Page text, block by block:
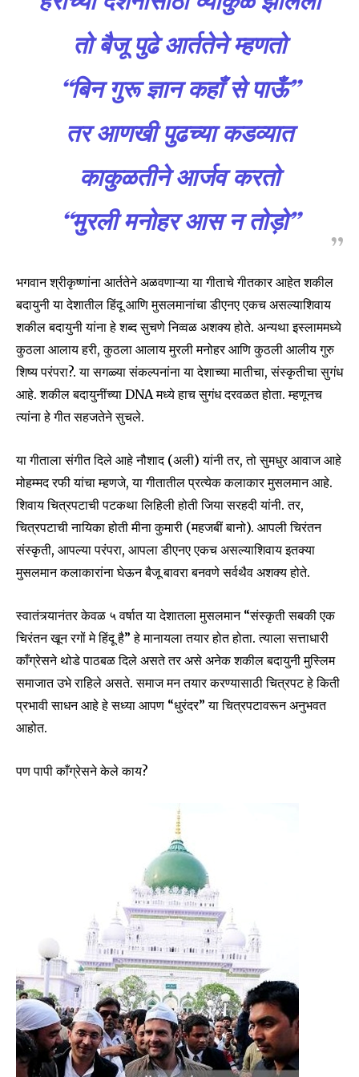
तो बैजू पुढे आर्ततेने म्हणतो
“बिन गुरू ज्ञान कहाँ से पाऊँ”
तर आणखी पुढच्या कडव्यात
काकुळतीने आर्जव करतो
“मुरली मनोहर आस न तोड़ो”
भगवान श्रीकृष्णांना आर्ततेने अळवणाऱ्या या गीताचे गीतकार आहेत शकील
बदायुनी या देशातील हिंदू आणि मुसलमानांचा डीएनए एकच असल्याशिवाय
शकील बदायुनी यांना हे शब्द सुचणे निव्वळ अशक्य होते. अन्यथा इस्लाममध्ये
कुठला आलाय हरी, कुठला आलाय मुरली मनोहर आणि कुठली आलीय गुरु
शिष्य परंपरा?. या सगळ्या संकल्पनांना या देशाच्या मातीचा, संस्कृतीचा सुगंध
आहे. शकील बदायुनींच्या DNA मध्ये हाच सुगंध दरवळत होता. म्हणूनच
त्यांना हे गीत सहजतेने सुचले.
या गीताला संगीत दिले आहे नौशाद (अली) यांनी तर, तो सुमधुर आवाज आहे
मोहम्मद रफी यांचा म्हणजे, या गीतातील प्रत्येक कलाकार मुसलमान आहे.
शिवाय चित्रपटाची पटकथा लिहिली होती जिया सरहदी यांनी. तर,
चित्रपटाची नायिका होती मीना कुमारी (महजबीं बानो). आपली चिरंतन
संस्कृती, आपल्या परंपरा, आपला डीएनए एकच असल्याशिवाय इतक्या
मुसलमान कलाकारांना घेऊन बैजू बावरा बनवणे सर्वथैव अशक्य होते.
स्वातंत्र्यानंतर केवळ ५ वर्षात या देशातला मुसलमान “संस्कृती सबकी एक
चिरंतन खून रगों मे हिंदू है” हे मानायला तयार होत होता. त्याला सत्ताधारी
काँग्रेसने थोडे पाठबळ दिले असते तर असे अनेक शकील बदायुनी मुस्लिम
समाजात उभे राहिले असते. समाज मन तयार करण्यासाठी चित्रपट हे किती
प्रभावी साधन आहे हे सध्या आपण “धुरंदर” या चित्रपटावरून अनुभवत
आहोत.
पण पापी काँग्रेसने केले काय?